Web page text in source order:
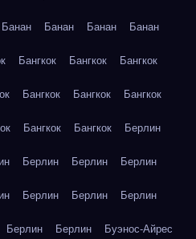
Банан Банан Банан Банан
Бангкок Бангкок Бангкок
Бангкок Бангкок Бангкок
Бангкок Бангкок Берлин
Берлин Берлин Берлин
Берлин Берлин Берлин
Берлин Берлин Буэнос-Айрес